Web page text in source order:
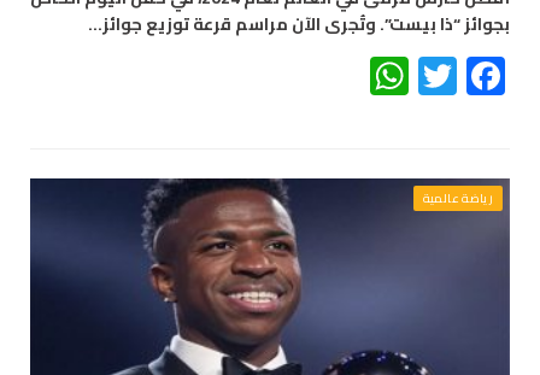
بجوائز “ذا بيست”. وتُجرى الآن مراسم قرعة توزيع جوائز…
Facebook
Twitter
رياضة عالمية